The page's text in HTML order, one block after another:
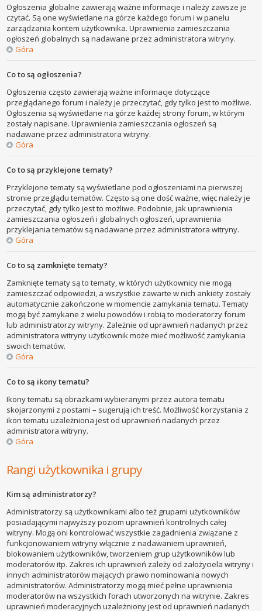
Ogłoszenia globalne zawierają ważne informacje i należy zawsze je
czytać. Są one wyświetlane na górze każdego forum i w panelu
zarządzania kontem użytkownika. Uprawnienia zamieszczania
ogłoszeń globalnych są nadawane przez administratora witryny.
Góra
Co to są ogłoszenia?
Ogłoszenia często zawierają ważne informacje dotyczące
przeglądanego forum i należy je przeczytać, gdy tylko jest to możliwe.
Ogłoszenia są wyświetlane na górze każdej strony forum, w którym
zostały napisane. Uprawnienia zamieszczania ogłoszeń są
nadawane przez administratora witryny.
Góra
Co to są przyklejone tematy?
Przyklejone tematy są wyświetlane pod ogłoszeniami na pierwszej
stronie przeglądu tematów. Często są one dość ważne, więc należy je
przeczytać, gdy tylko jest to możliwe. Podobnie, jak uprawnienia
zamieszczania ogłoszeń i globalnych ogłoszeń, uprawnienia
przyklejania tematów są nadawane przez administratora witryny.
Góra
Co to są zamknięte tematy?
Zamknięte tematy są to tematy, w których użytkownicy nie mogą
zamieszczać odpowiedzi, a wszystkie zawarte w nich ankiety zostały
automatycznie zakończone w momencie zamykania tematu. Tematy
mogą być zamykane z wielu powodów i robią to moderatorzy forum
lub administratorzy witryny. Zależnie od uprawnień nadanych przez
administratora witryny użytkownik może mieć możliwość zamykania
swoich tematów.
Góra
Co to są ikony tematu?
Ikony tematu są obrazkami wybieranymi przez autora tematu
skojarzonymi z postami – sugerują ich treść. Możliwość korzystania z
ikon tematu uzależniona jest od uprawnień nadanych przez
administratora witryny.
Góra
Rangi użytkownika i grupy
Kim są administratorzy?
Administratorzy są użytkownikami albo też grupami użytkowników
posiadającymi najwyższy poziom uprawnień kontrolnych całej
witryny. Mogą oni kontrolować wszystkie zagadnienia związane z
funkcjonowaniem witryny włącznie z nadawaniem uprawnień,
blokowaniem użytkowników, tworzeniem grup użytkowników lub
moderatorów itp. Zakres ich uprawnień zależy od założyciela witryny i
innych administratorów mających prawo nominowania nowych
administratorów. Administratorzy mogą mieć pełne uprawnienia
moderatorów na wszystkich forach utworzonych na witrynie. Zakres
uprawnień moderacyjnych uzależniony jest od uprawnień nadanych